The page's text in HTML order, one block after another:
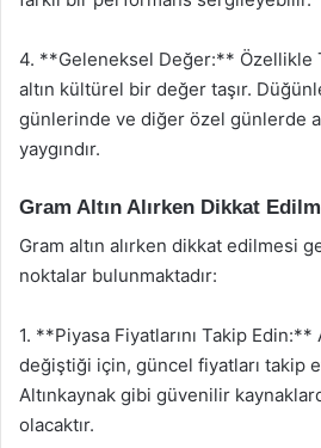
4. **Geleneksel Değer:** Özellikle
altın kültürel bir değer taşır.
günlerinde ve diğer özel günlerde
yaygındır.
Gram Altın Alırken Dikkat
Gram altın alırken dikkat edilmesi
noktalar bulunmaktadır:
1. **Piyasa Fiyatlarını Takip Edin:**
değiştiği için, güncel fiyatları takip
Altınkaynak gibi güvenilir
olacaktır.